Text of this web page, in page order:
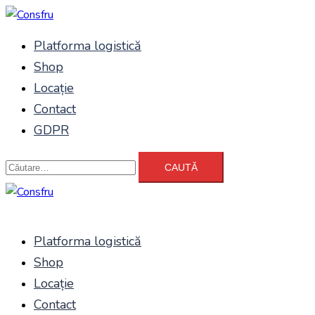
Sari
conținutPlatforma logistică
Shop
Locație
Contact
GDPR
Caută
după:
Platforma logistică
Shop
Locație
Contact